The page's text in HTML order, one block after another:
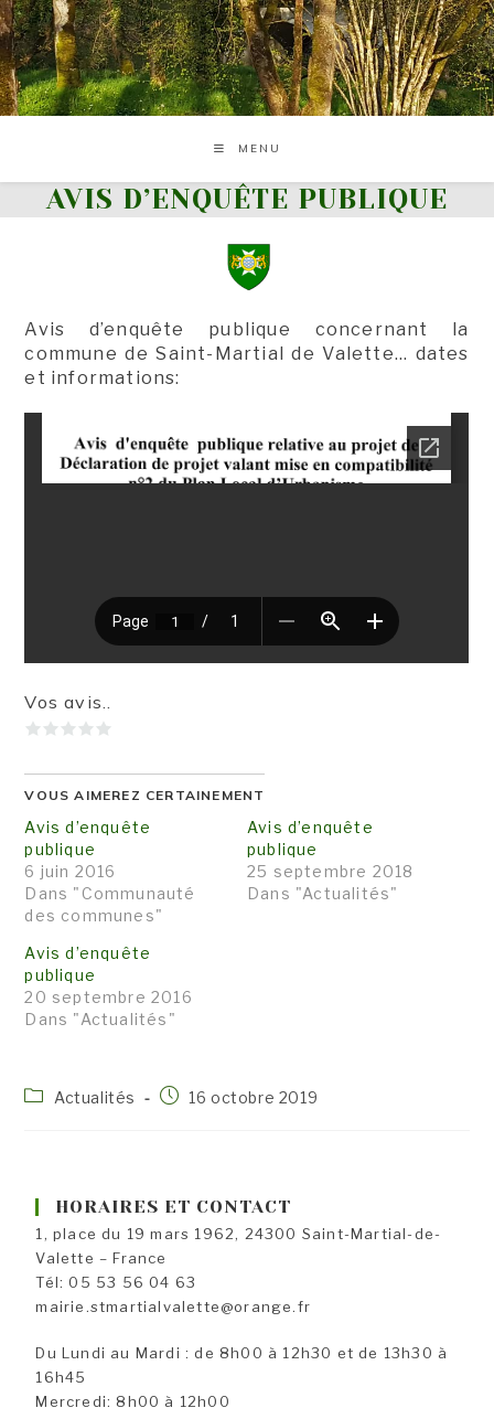
Skip
to
content
MENU
AVIS D’ENQUÊTE PUBLIQUE
Avis d’enquête publique concernant la
commune de Saint-Martial de Valette… dates
et informations:
Vos avis..
VOUS AIMEREZ CERTAINEMENT
Avis d’enquête
publique
6 juin 2016
Dans "Communauté
des communes"
Avis d’enquête
publique
25 septembre 2018
Dans "Actualités"
Avis d’enquête
publique
20 septembre 2016
Dans "Actualités"
PostActualités
Publication
16 octobre 2019
HORAIRES ET CONTACT
1, place du 19 mars 1962, 24300 Saint-Martial-de-
Valette – France
Tél: 05 53 56 04 63
mairie.stmartialvalette@orange.fr
Du Lundi au Mardi : de 8h00 à 12h30 et de 13h30 à
16h45
Mercredi: 8h00 à 12h00